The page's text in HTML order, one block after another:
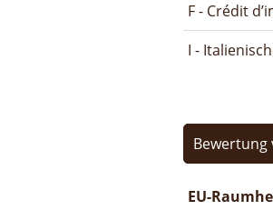
F - Crédit
I -
EU-